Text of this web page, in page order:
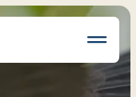
öffnen